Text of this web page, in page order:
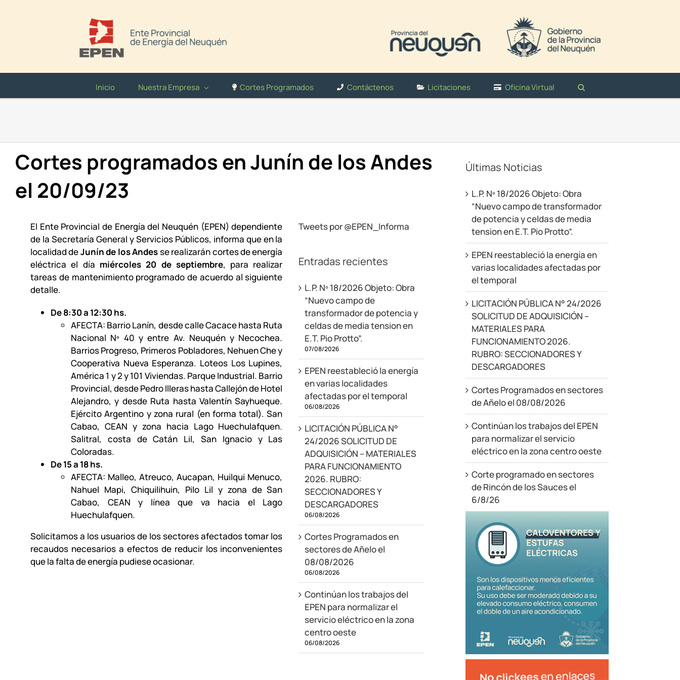
Inicio Nuestra Empresa Cortes Programados Contáctenos Licitaciones Oficina Virtual
Cortes programados en Junín de los Andes
el 20/09/23
El Ente Provincial de Energía del Neuquén (EPEN) dependiente
de la Secretaría General y Servicios Públicos, informa que en la
localidad deJunín de los Andesse realizarán cortes de energía
eléctrica el día miércoles 20 de septiembre, para realizar
tareas de mantenimiento programado de acuerdo al siguiente
detalle.
De 8:30 a 12:30 hs.
AFECTA: Barrio Lanín, desde calle Cacace hasta Ruta
Nacional Nº 40 y entre Av. Neuquén y Necochea.
Barrios Progreso, Primeros Pobladores, Nehuen Che y
Cooperativa Nueva Esperanza. Loteos Los Lupines,
América 1 y 2 y 101 Viviendas. Parque Industrial. Barrio
Provincial, desde Pedro Illeras hasta Callejón de Hotel
Alejandro, y desde Ruta hasta Valentín Sayhueque.
Ejército Argentino y zona rural (en forma total). San
Cabao, CEAN y zona hacia Lago Huechulafquen.
Salitral, costa de Catán Lil, San Ignacio y Las
Coloradas.
De 15 a 18 hs.
AFECTA: Malleo, Atreuco, Aucapan, Huilqui Menuco,
Nahuel Mapi, Chiquilihuin, Pilo Lil y zona de San
Cabao, CEAN y línea que va hacia el Lago
Huechulafquen.
Solicitamos a los usuarios de los sectores afectados tomar los
recaudos necesarios a efectos de reducir los inconvenientes
que la falta de energía pudiese ocasionar.
Tweets por @EPEN_Informa
Entradas recientes
L.P. Nº 18/2026 Objeto: Obra
“Nuevo campo de
transformador de potencia y
celdas de media tension en
E.T. Pio Protto”.
07/08/2026
EPEN reestableció la energía
en varias localidades
afectadas por el temporal
06/08/2026
LICITACIÓN PÚBLICA N°
24/2026 SOLICITUD DE
ADQUISICIÓN – MATERIALES
PARA FUNCIONAMIENTO
2026. RUBRO:
SECCIONADORES Y
DESCARGADORES
06/08/2026
Cortes Programados en
sectores de Añelo el
08/08/2026
06/08/2026
Continúan los trabajos del
EPEN para normalizar el
servicio eléctrico en la zona
centro oeste
06/08/2026
Últimas Noticias
L.P. Nº 18/2026 Objeto: Obra
“Nuevo campo de transformador
de potencia y celdas de media
tension en E.T. Pio Protto”.
EPEN reestableció la energía en
varias localidades afectadas por
el temporal
LICITACIÓN PÚBLICA N° 24/2026
SOLICITUD DE ADQUISICIÓN –
MATERIALES PARA
FUNCIONAMIENTO 2026.
RUBRO: SECCIONADORES Y
DESCARGADORES
Cortes Programados en sectores
de Añelo el 08/08/2026
Continúan los trabajos del EPEN
para normalizar el servicio
eléctrico en la zona centro oeste
Corte programado en sectores
de Rincón de los Sauces el
6/8/26